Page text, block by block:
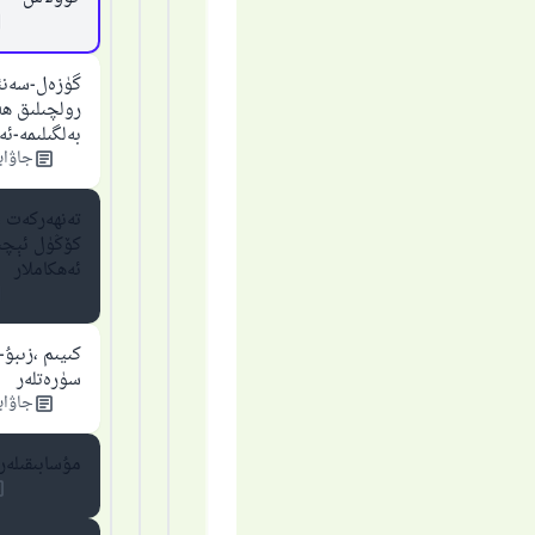
گۈزەل-
رولچىلىق
بەلگىلىمە-
تەنھەركەت
كۆڭۈل
ئەھكاملار
كىيىم
سۈرەتلەر